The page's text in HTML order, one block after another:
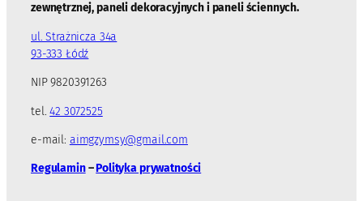
zewnętrznej, paneli dekoracyjnych i paneli ściennych.
ul. Strażnicza 34a
93-333 Łódź
NIP 9820391263
tel.42 3072525
e-mail: aimgzymsy@gmail.com
Regulamin–Polityka prywatności